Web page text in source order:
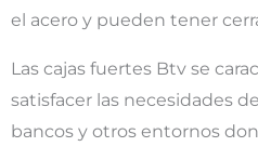
el acero y pueden tener
Las cajas fuertes Btv se
satisfacer las necesidades
bancos y otros entornos